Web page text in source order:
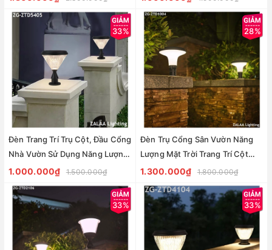
33%
Đèn Trang Trí Trụ Cột, Đầu Cổng
Nhà Vườn Sử Dụng Năng Lượng
Mặt Trời Để Chiếu Sáng Zalaa
1.000.000₫ 1.500.000₫
28%
Đèn Trụ Cổng Sân Vườn Năng
Lượng Mặt Trời Trang Trí Cột
Tường Rào Ngoài Trời Zalaa ZG-
1.300.000₫ 1.800.000₫
33% 33%